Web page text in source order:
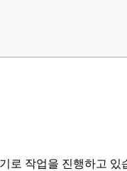
로 작업을 진행하고 있